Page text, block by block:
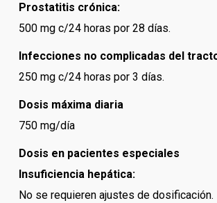
Prostatitis crónica:
500 mg c/24 horas por 28 días.
Infecciones no complicadas del
250 mg c/24 horas por 3 días.
Dosis máxima diaria
750 mg/día
Dosis en pacientes especiales
Insuficiencia hepática:
No se requieren ajustes de dosificación.